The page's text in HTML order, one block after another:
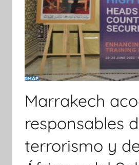
Marrakech
responsables
terrorismo y